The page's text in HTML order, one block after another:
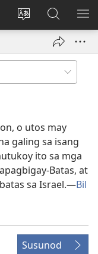
Baguhin
ng
Mag-
log
bubukas
sa
JW.ORG
o utos may
galing sa isang
ito sa mga
Batas, at
sa Israel.—Bil
Susunod